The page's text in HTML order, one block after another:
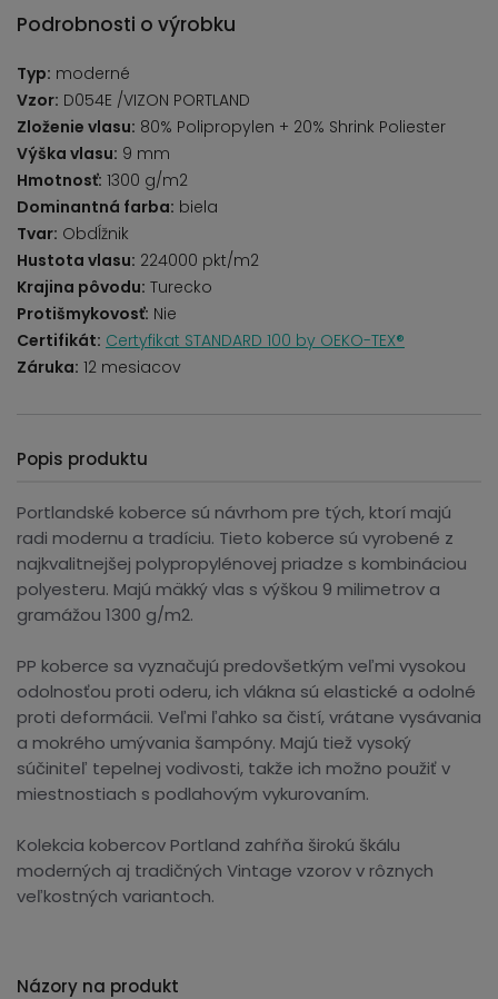
Podrobnosti o výrobku
Typ: moderné
Vzor: D054E /VIZON PORTLAND
Zloženie vlasu: 80% Polipropylen + 20% Shrink Poliester
Výška vlasu: 9 mm
Hmotnosť: 1300 g/m2
Dominantná farba: biela
Tvar: Obdĺžnik
Hustota vlasu: 224000 pkt/m2
Krajina pôvodu: Turecko
Protišmykovosť: Nie
Certifikát: Certyfikat STANDARD 100 by OEKO-TEX®
Záruka: 12 mesiacov
Popis produktu
Portlandské koberce sú návrhom pre tých, ktorí majú
radi modernu a tradíciu. Tieto koberce sú vyrobené z
najkvalitnejšej polypropylénovej priadze s kombináciou
polyesteru. Majú mäkký vlas s výškou 9 milimetrov a
gramážou 1300 g/m2.
PP koberce sa vyznačujú predovšetkým veľmi vysokou
odolnosťou proti oderu, ich vlákna sú elastické a odolné
proti deformácii. Veľmi ľahko sa čistí, vrátane vysávania
a mokrého umývania šampóny. Majú tiež vysoký
súčiniteľ tepelnej vodivosti, takže ich možno použiť v
miestnostiach s podlahovým vykurovaním.
Kolekcia kobercov Portland zahŕňa širokú škálu
moderných aj tradičných Vintage vzorov v rôznych
veľkostných variantoch.
Názory na produkt